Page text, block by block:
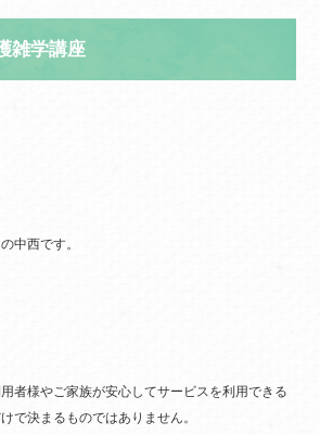
雑学講座
中西です。
者様やご家族が安心してサービスを利用できる
で決まるものではありません。